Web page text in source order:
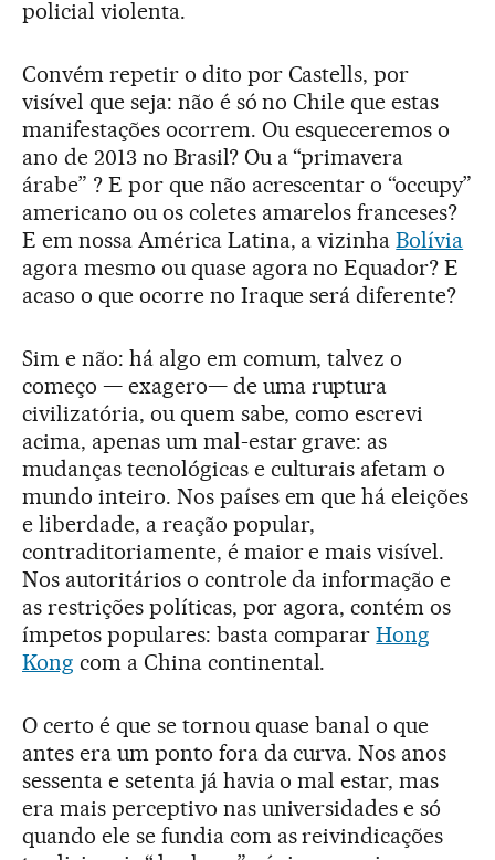
policial violenta.
Convém repetir o dito por Castells, por
visível que seja: não é só no Chile que estas
manifestações ocorrem. Ou esqueceremos o
ano de 2013 no Brasil? Ou a “primavera
árabe” ? E por que não acrescentar o “occupy”
americano ou os coletes amarelos franceses?
E em nossa América Latina, a vizinhaBolívia
agora mesmo ou quase agora no Equador? E
acaso o que ocorre no Iraque será diferente?
Sim e não: há algo em comum, talvez o
começo — exagero— de uma ruptura
civilizatória, ou quem sabe, como escrevi
acima, apenas um mal-estar grave: as
mudanças tecnológicas e culturais afetam o
mundo inteiro. Nos países em que há eleições
e liberdade, a reação popular,
contraditoriamente, é maior e mais visível.
Nos autoritários o controle da informação e
as restrições políticas, por agora, contém os
ímpetos populares: basta compararHong
Kong com a China continental.
O certo é que se tornou quase banal o que
antes era um ponto fora da curva. Nos anos
sessenta e setenta já havia o mal estar, mas
era mais perceptivo nas universidades e só
quando ele se fundia com as reivindicações